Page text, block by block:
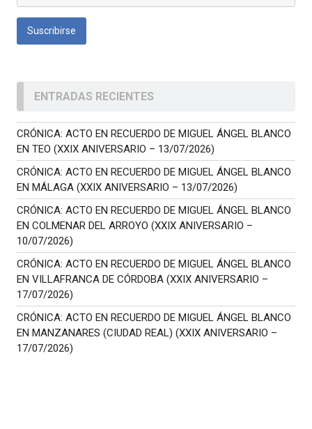
ENTRADAS RECIENTES
CRÓNICA: ACTO EN RECUERDO DE MIGUEL ÁNGEL BLANCO
EN TEO (XXIX ANIVERSARIO – 13/07/2026)
CRÓNICA: ACTO EN RECUERDO DE MIGUEL ÁNGEL BLANCO
EN MÁLAGA (XXIX ANIVERSARIO – 13/07/2026)
CRÓNICA: ACTO EN RECUERDO DE MIGUEL ÁNGEL BLANCO
EN COLMENAR DEL ARROYO (XXIX ANIVERSARIO –
10/07/2026)
CRÓNICA: ACTO EN RECUERDO DE MIGUEL ÁNGEL BLANCO
EN VILLAFRANCA DE CÓRDOBA (XXIX ANIVERSARIO –
17/07/2026)
CRÓNICA: ACTO EN RECUERDO DE MIGUEL ÁNGEL BLANCO
EN MANZANARES (CIUDAD REAL) (XXIX ANIVERSARIO –
17/07/2026)